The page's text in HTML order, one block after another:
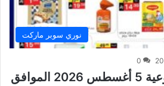
نوري سوبر ماركت
0
عروض نوري الأسبوعية 5 أغسطس 2026 الموافق